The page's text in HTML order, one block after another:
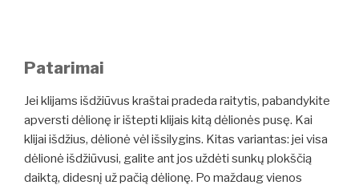
Patarimai
Jei klijams išdžiūvus kraštai pradeda raitytis, pabandykite
apversti dėlionę ir ištepti klijais kitą dėlionės pusę. Kai
klijai išdžius, dėlionė vėl išsilygins. Kitas variantas: jei visa
dėlionė išdžiūvusi, galite ant jos uždėti sunkų plokščią
daiktą, didesnį už pačią dėlionę. Po maždaug vienos